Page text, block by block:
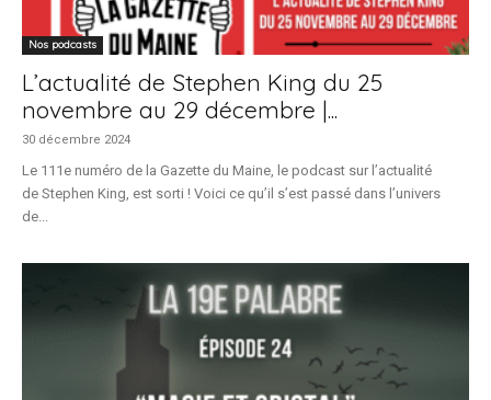
Nos podcasts
L’actualité de Stephen King du 25
novembre au 29 décembre |...
30 décembre 2024
Le 111e numéro de la Gazette du Maine, le podcast sur l’actualité
de Stephen King, est sorti ! Voici ce qu’il s’est passé dans l’univers
de...